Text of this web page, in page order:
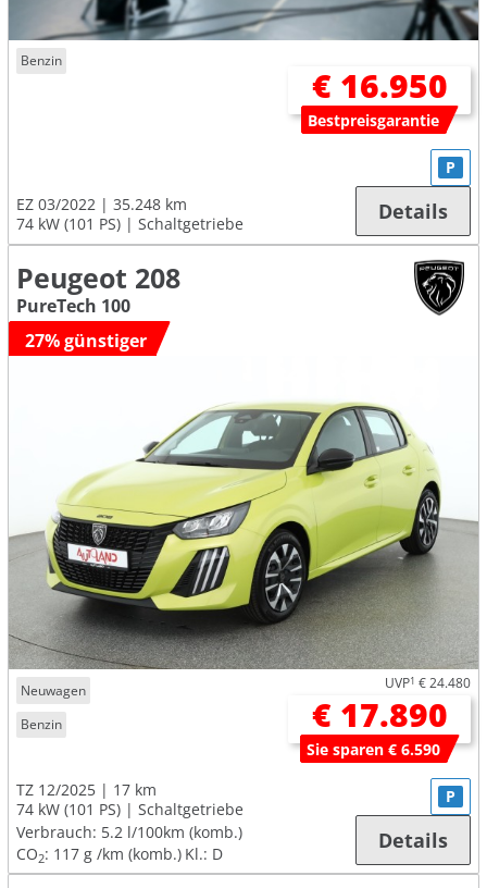
Benzin
€ 16.950
Bestpreisgarantie
EZ 03/2022
35.248 km
74 kW (101 PS)
Schaltgetriebe
P
Details
Peugeot 208
PureTech 100
27% günstiger
Neuwagen
Benzin
UVP1 € 24.480
€ 17.890
Sie sparen € 6.590
TZ 12/2025
17 km
74 kW (101 PS)
Schaltgetriebe
Verbrauch: 5.2 l/100km (komb.)
CO2: 117 g /km (komb.) Kl.: D
P
Details